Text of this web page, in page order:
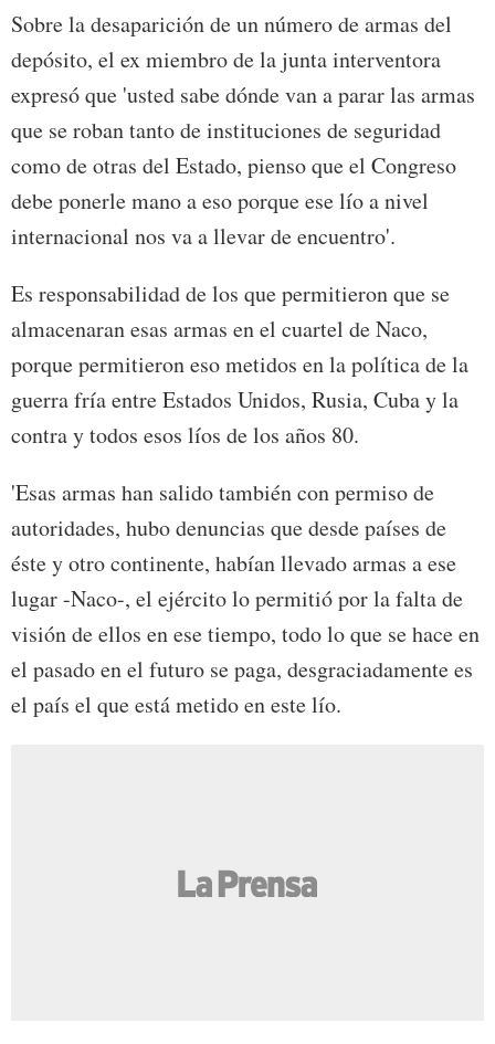
Sobre la desaparición de un número de armas del
depósito, el ex miembro de la junta interventora
expresó que 'usted sabe dónde van a parar las armas
que se roban tanto de instituciones de seguridad
como de otras del Estado, pienso que el Congreso
debe ponerle mano a eso porque ese lío a nivel
internacional nos va a llevar de encuentro'.
Es responsabilidad de los que permitieron que se
almacenaran esas armas en el cuartel de Naco,
porque permitieron eso metidos en la política de la
guerra fría entre Estados Unidos, Rusia, Cuba y la
contra y todos esos líos de los años 80.
'Esas armas han salido también con permiso de
autoridades, hubo denuncias que desde países de
éste y otro continente, habían llevado armas a ese
lugar -Naco-, el ejército lo permitió por la falta de
visión de ellos en ese tiempo, todo lo que se hace en
el pasado en el futuro se paga, desgraciadamente es
el país el que está metido en este lío.